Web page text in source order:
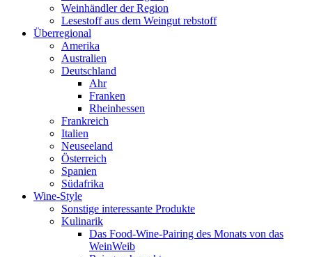
Weinhändler der Region
Lesestoff aus dem Weingut rebstoff
Überregional
Amerika
Australien
Deutschland
Ahr
Franken
Rheinhessen
Frankreich
Italien
Neuseeland
Österreich
Spanien
Südafrika
Wine-Style
Sonstige interessante Produkte
Kulinarik
Das Food-Wine-Pairing des Monats von das
WeinWeib